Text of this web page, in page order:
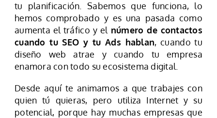
tu planificación. Sabemos que funciona, lo
hemos comprobado y es una pasada como
aumenta el tráfico y el número de contactos
cuando tu SEO y tu Ads hablan, cuando tu
diseño web atrae y cuando tu empresa
enamora con todo su ecosistema digital.
Desde aquí te animamos a que trabajes con
quien tú quieras, pero utiliza Internet y su
potencial, porque hay muchas empresas que